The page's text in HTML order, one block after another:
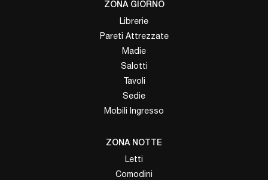
ZONA GIORNO
Librerie
Pareti Attrezzate
Madie
Salotti
Tavoli
Sedie
Mobili Ingresso
ZONA NOTTE
Letti
Comodini